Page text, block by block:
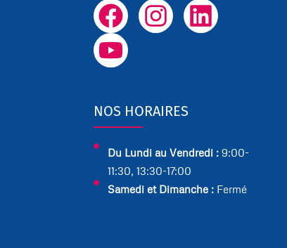
F
a
c
b
o
o
k
I
n
a
r
a
L
i
i
n
Y
o
u
u
b
e
NOS HORAIRES
Du Lundi au Vendredi : 9:00-
11:30, 13:30-17:00
Samedi et Dimanche : Fermé